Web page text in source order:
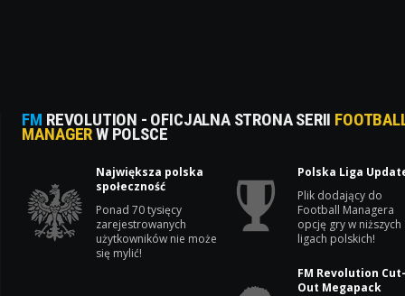
FM REVOLUTION - OFICJALNA STRONA SERII
MANAGERW POLSCE
Największa polska
społeczność
Ponad 70 tysięcy
zarejestrowanych
użytkowników nie może
się mylić!
Polska Liga
Plik dodający do
Football Managera
opcję gry w niższych
ligach polskich!
FM Revolution
Out Megapack